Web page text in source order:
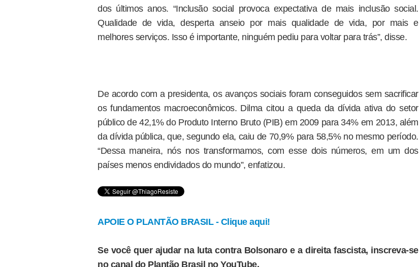
dos últimos anos. “Inclusão social provoca expectativa de mais inclusão social.
Qualidade de vida, desperta anseio por mais qualidade de vida, por mais e
melhores serviços. Isso é importante, ninguém pediu para voltar para trás”, disse.
De acordo com a presidenta, os avanços sociais foram conseguidos sem sacrificar
os fundamentos macroeconômicos. Dilma citou a queda da dívida ativa do setor
público de 42,1% do Produto Interno Bruto (PIB) em 2009 para 34% em 2013, além
da dívida pública, que, segundo ela, caiu de 70,9% para 58,5% no mesmo período.
“Dessa maneira, nós nos transformamos, com esse dois números, em um dos
países menos endividados do mundo”, enfatizou.
APOIE O PLANTÃO BRASIL - Clique aqui!
Se você quer ajudar na luta contra Bolsonaro e a direita fascista, inscreva-se
no canal do Plantão Brasil no YouTube.